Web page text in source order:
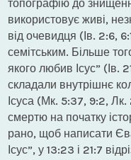
топографію до
використовує живі,
від очевидця (Ів. 2:6,
семітським. Більше
якого любив Ісус” (Ів.
складали внутрішнє
Ісуса (Мк. 5:37, 9:2,
смертю на початку
рано, щоб написати
Ісус”, у 13:23 і 21:7